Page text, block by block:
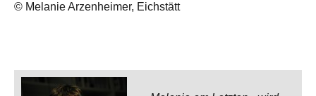
© Melanie Arzenheimer, Eichstätt